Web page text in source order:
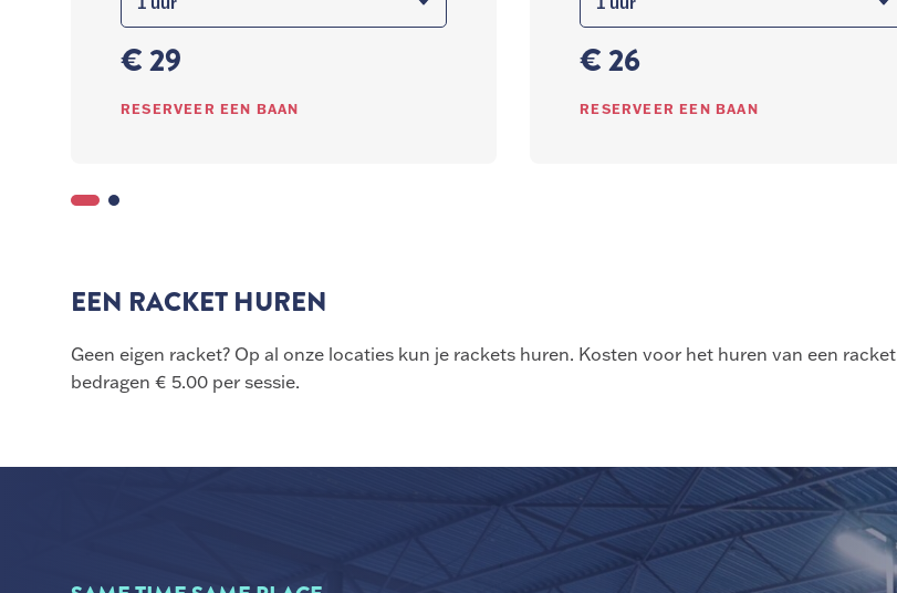
€ 29
RESERVEER EEN BAAN
€ 26
RESERVEER EEN BAAN
EEN RACKET HUREN
Geen eigen racket? Op al onze locaties kun je rackets huren. Kosten voor het huren van een racket
bedragen € 5.00 per sessie.